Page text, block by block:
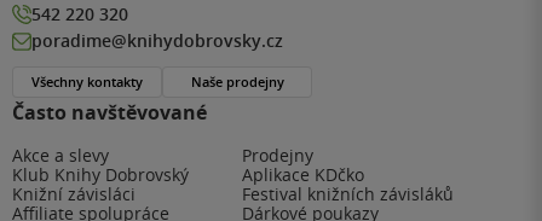
Často navštěvované
Akce a slevy
Prodejny
Klub Knihy Dobrovský
Aplikace KDčko
Knižní závisláci
Festival knižních závisláků
Affiliate spolupráce
Dárkové poukazy
542 220 320
poradime@knihydobrovsky.cz
Všechny kontakty Naše prodejny